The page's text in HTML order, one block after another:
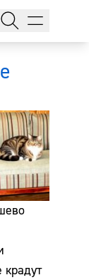
крадут